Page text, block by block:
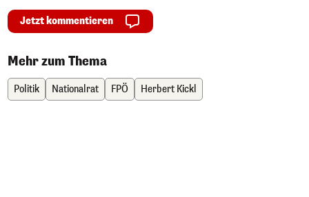
Jetzt kommentieren
Mehr zum Thema
Politik Nationalrat FPÖ Herbert Kickl